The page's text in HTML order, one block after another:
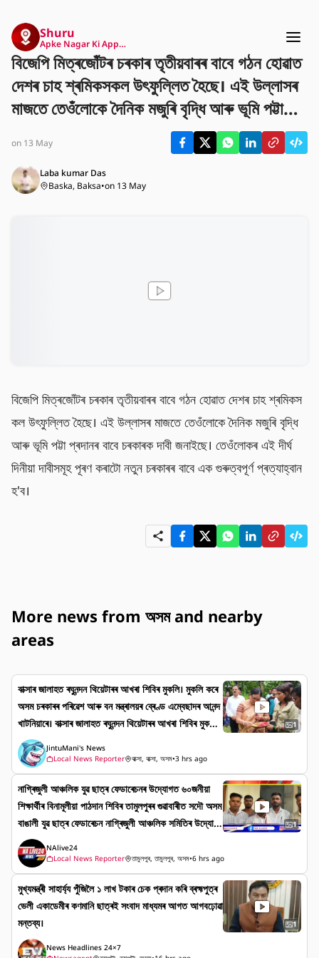
Shuru
Apke Nagar Ki App…
বিজেপি মিত্ৰজোঁটৰ চৰকাৰ তৃতীয়বাৰৰ বাবে গঠন হোৱাত
দেশৰ চাহ শ্ৰমিকসকল উৎফুল্লিত হৈছে। এই উল্লাসৰ
মাজতে তেওঁলোকে দৈনিক মজুৰি বৃদ্ধি আৰু ভূমি পট্টা
প্ৰদানৰ বাবে চৰকাৰক দাবী জনাইছে। তেওঁলোকৰ এই
দীৰ্ঘদিনীয়া দাবীসমূহ পূৰণ কৰাটো নতুন চৰকাৰৰ বাবে এক
গুৰুত্বপূৰ্ণ প্ৰত্যাহ্বান হ'ব।
on 13 May
Laba kumar Das
Baska, Baksa•on 13 May
বিজেপি মিত্ৰজোঁটৰ চৰকাৰ তৃতীয়বাৰৰ বাবে গঠন হোৱাত দেশৰ চাহ শ্ৰমিকস
কল উৎফুল্লিত হৈছে। এই উল্লাসৰ মাজতে তেওঁলোকে দৈনিক মজুৰি বৃদ্ধি
আৰু ভূমি পট্টা প্ৰদানৰ বাবে চৰকাৰক দাবী জনাইছে। তেওঁলোকৰ এই দীৰ্ঘ
দিনীয়া দাবীসমূহ পূৰণ কৰাটো নতুন চৰকাৰৰ বাবে এক গুৰুত্বপূৰ্ণ প্ৰত্যাহ্বান
হ'ব।
More news from অসম and nearby
areas
বাক্সাৰ জালাহত ৰঘুনন্দন থিয়েটাৰৰ আখৰা শিবিৰ মুকলি। মুকলি কৰে
অসম চৰকাৰৰ পৰিৱেশ আৰু বন মন্ত্ৰালয়ৰ ব্ৰেণ্ড এম্বেছাদৰ আনন্দ
খাটনিয়াৰে। বাক্সাৰ জালাহত ৰঘুনন্দন থিয়েটাৰৰ আখৰা শিবিৰ মুকলি।
মুকলি কৰে অসম চৰকাৰৰ পৰিৱেশ আৰু বন মন্ত্ৰালয়ৰ ব্ৰেণ্ড এ
ম্বেছাদৰ আনন্দ খাটনিয়াৰে।
1
JintuMani's News
Local News Reporter
বাক্সা, বাক্সা, অসম•3 hrs ago
নাগ্ৰিজুলী আঞ্চলিক যুৱ ছাত্ৰ ফেডাৰেচনৰ উদ্যোগত ৬০জনীয়া
শিক্ষাৰ্থীৰ বিনামূলীয়া পাঠদান শিবিৰ তামুলপুৰৰ গুৱাবাৰীত সদৌ অসম
বাঙালী যুৱ ছাত্ৰ ফেডাৰেচন নাগ্ৰিজুলী আঞ্চলিক সমিতিৰ উদ্যোগ
ত আয়োজিত গ্ৰীষ্মকালীন বন্ধৰ বিনামূলীয়া পাঠদান শিবিৰৰ সামৰ
ণিৰ লগত সংগতি ৰাখি শৈক্ষিক সভা। নাগ্ৰিজুলী আঞ্চলিক সমিতিৰ
সভাপতি মিথুন দাসৰ পৰিচালনাত অনুষ্ঠিত শৈক্ষিক সভাত উপস্থিত
থাকে আছুৰ তথ্য সম্পাদক ডুলুজিত দাস,বিটিচিৰ কাৰ্যবাহী সদস্য
লক্ষী(ভজন)দাস, গোপীনাথ বৰদলৈ উচ্চ মাধ্যমিক বিদ্যালয়ৰ অধ্য
ক্ষ কৃষ্ণমোহন দাস,গ্ৰীষ্মকালীন পাঠদান কৰা শিক্ষক বৃন্দৰ লগতে
স্থানীয় একাংশ সচেতন ৰাইজ। ইংৰাজী,গণিত বিষয়ৰ ওপৰত পাঠ
1
NAlive24
Local News Reporter
তামুলপুৰ, তামুলপুৰ, অসম•6 hrs ago
মুখ্যমন্ত্ৰী সাহাৰ্য্য পুঁজিলৈ ১ লাখ টকাৰ চেক প্ৰদান কৰি ব্ৰহ্মপুত্ৰ
ভেলী একাডেমীৰ কণমানি ছাত্ৰই সংবাদ মাধ্যমৰ আগত আগবঢ়োৱা
মন্তব্য।
1
News Headlines 24×7